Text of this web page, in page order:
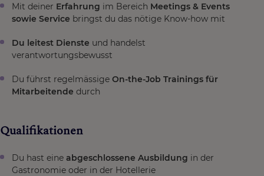
Mit deiner Erfahrung im Bereich Meetings & Events
sowie Service bringst du das nötige Know-how mit
Du leitest Dienste und handelst
verantwortungsbewusst
Du führst regelmässige On-the-Job Trainings für
Mitarbeitende durch
Qualifikationen
Du hast eine abgeschlossene Ausbildung in der
Gastronomie oder in der Hotellerie